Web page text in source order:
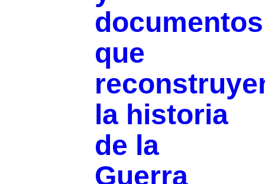
documentos
que
la historia
de la
Guerra